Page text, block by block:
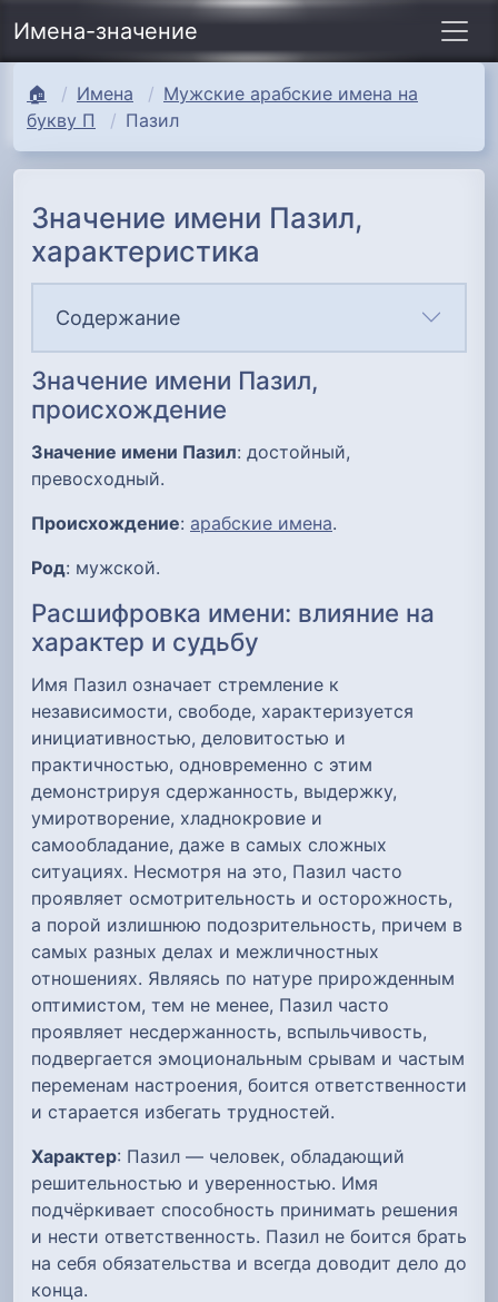
Имена-значение
🏠 Имена
Мужские арабские имена на
букву П
Пазил
Значение имени Пазил,
характеристика
Содержание
Значение имени Пазил,
происхождение
Значение имени Пазил: достойный,
превосходный.
Происхождение: арабские имена.
Род: мужской.
Расшифровка имени: влияние на
характер и судьбу
Имя Пазил означает стремление к
независимости, свободе, характеризуется
инициативностью, деловитостью и
практичностью, одновременно с этим
демонстрируя сдержанность, выдержку,
умиротворение, хладнокровие и
самообладание, даже в самых сложных
ситуациях. Несмотря на это, Пазил часто
проявляет осмотрительность и осторожность,
а порой излишнюю подозрительность, причем в
самых разных делах и межличностных
отношениях. Являясь по натуре прирожденным
оптимистом, тем не менее, Пазил часто
проявляет несдержанность, вспыльчивость,
подвергается эмоциональным срывам и частым
переменам настроения, боится ответственности
и старается избегать трудностей.
Характер: Пазил — человек, обладающий
решительностью и уверенностью. Имя
подчёркивает способность принимать решения
и нести ответственность. Пазил не боится брать
на себя обязательства и всегда доводит дело до
конца.